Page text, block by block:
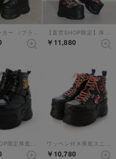
￥11,880
【直営SHOP限定厚底スニーカー】 （ブラックコンビ） ワッペン付き厚底スニーカー （ブラックマルチ）
￥10,780